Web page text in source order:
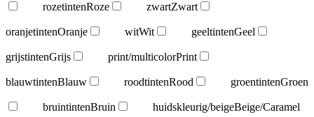
rozetintenRoze zwartZwart
oranjetintenOranje witWit geeltintenGeel
grijstintenGrijs print/multicolorPrint
blauwtintenBlauw roodtintenRood groentintenGroen
bruintintenBruin huidskleurig/beigeBeige/Caramel